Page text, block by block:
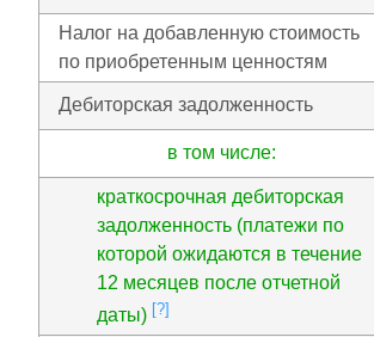
Налог на добавленную стоимость
по приобретенным ценностям
Дебиторская задолженность
в том числе:
краткосрочная дебиторская
задолженность (платежи по
которой ожидаются в течение
12 месяцев после отчетной
даты) [?]